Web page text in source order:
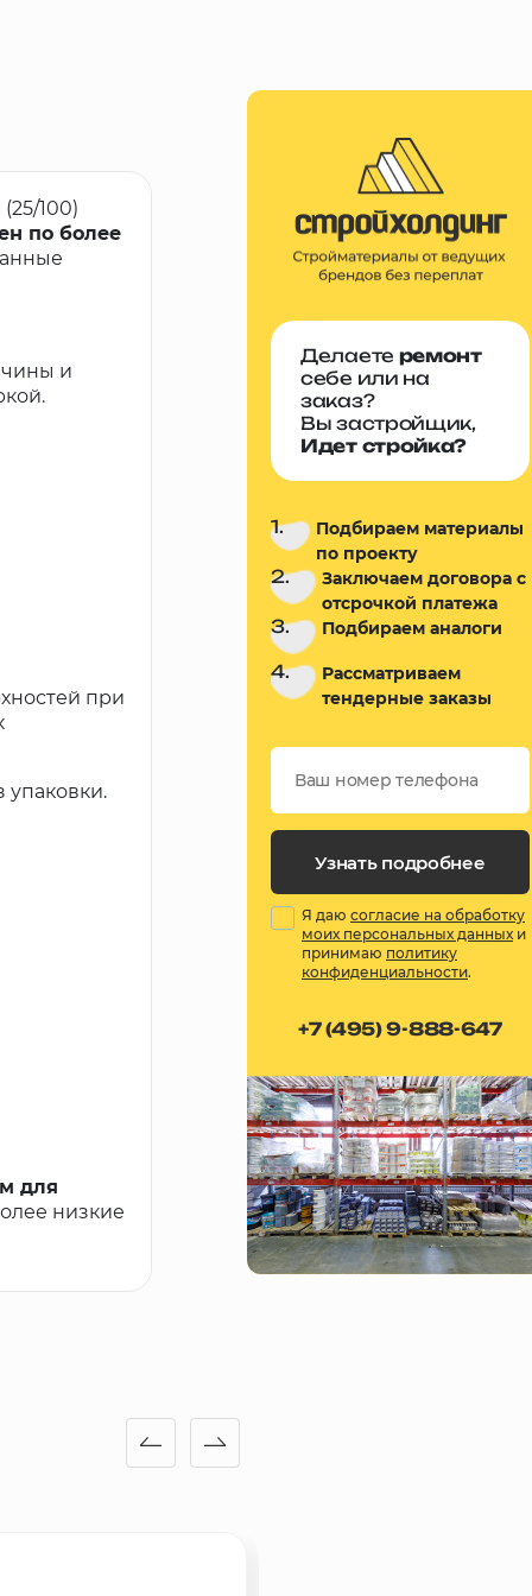
100)
по более
и
при
упаковки.
для
низкие
Делаете ремонт
себе или на
заказ?
Вы застройщик,
Идет стройка?
1.
Подбираем материалы
по проекту
2.
Заключаем договора с
отсрочкой платежа
3. Подбираем аналоги
4.
Рассматриваем
тендерные заказы
Узнать подробнее
Я даю согласие на обработку
моих персональных данных и
принимаю политику
конфиденциальности.
+7 (495) 9-888-647